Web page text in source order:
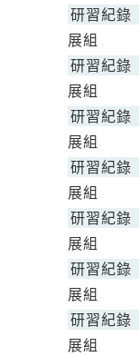
研習紀錄
展組
研習紀錄
展組
研習紀錄
展組
研習紀錄
展組
研習紀錄
展組
研習紀錄
展組
研習紀錄
展組